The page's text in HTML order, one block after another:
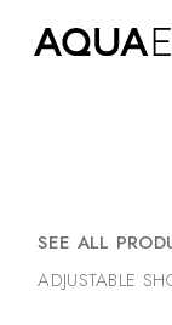
SEE ALL
ADJUSTABLE